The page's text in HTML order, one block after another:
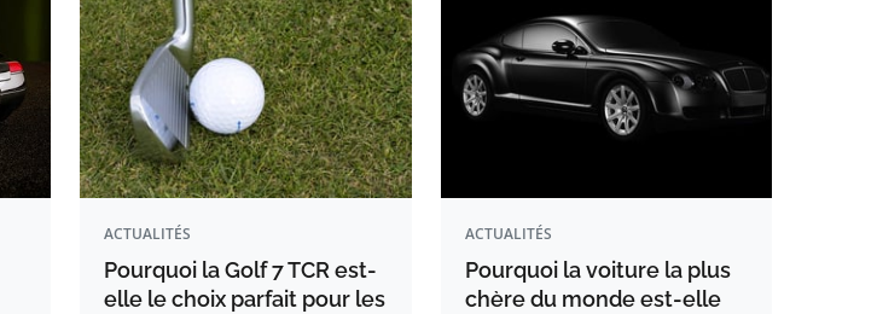
ACTUALITÉS
Pourquoi la Golf 7 TCR est-
elle le choix parfait pour les
ACTUALITÉS
Pourquoi la voiture la plus
chère du monde est-elle